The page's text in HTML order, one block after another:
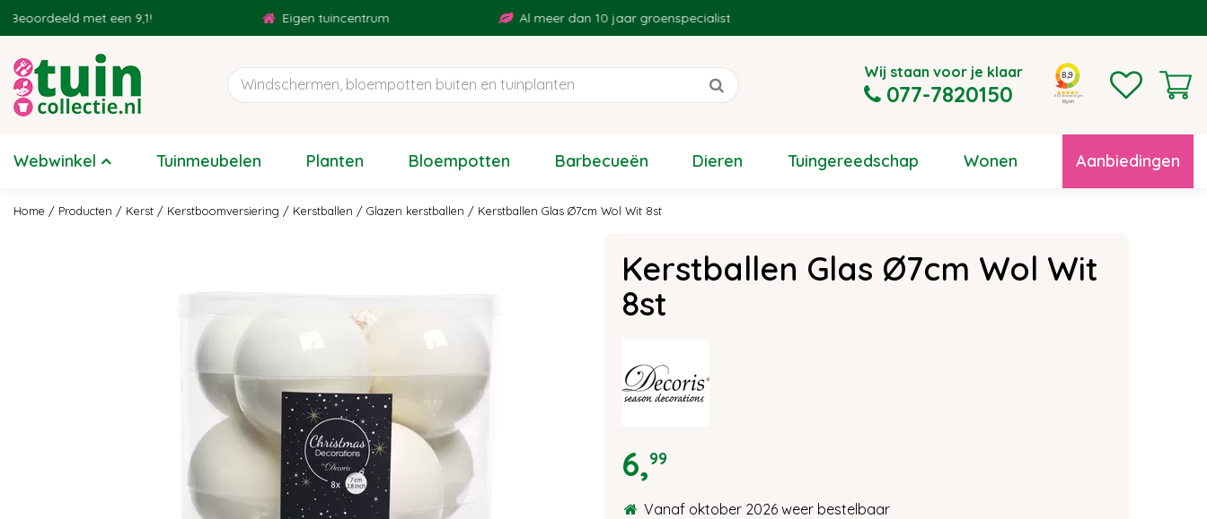
Home Producten Kerst Kerstboomversiering Kerstballen Glazen kerstballen Kerstballen Glas Ø7cm Wol Wit 8st
met een 9,1! Eigen tuincentrum Al meer dan 10 jaar groenspecialist
Wij staan voor je klaar
077-7820150
Webwinkel Tuinmeubelen Planten Bloempotten Barbecueën Dieren Tuingereedschap Wonen Aanbiedingen
Kerstballen Glas Ø7cm Wol Wit
8st
6,99
Vanaf oktober 2026 weer bestelbaar